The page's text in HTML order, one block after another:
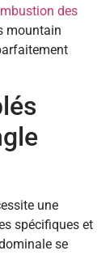
des
mountain
une
spécifiques et
se